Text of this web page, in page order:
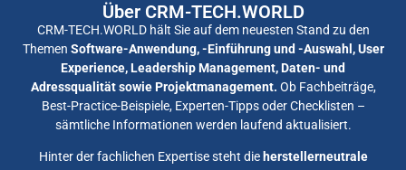
Über CRM-TECH.WORLD
CRM-TECH.WORLD hält Sie auf dem neuesten Stand zu den
Themen Software-Anwendung, -Einführung und -Auswahl, User
Experience, Leadership Management, Daten- und
Adressqualität sowie Projektmanagement. Ob Fachbeiträge,
Best-Practice-Beispiele, Experten-Tipps oder Checklisten –
sämtliche Informationen werden laufend aktualisiert.
Hinter der fachlichen Expertise steht die herstellerneutrale